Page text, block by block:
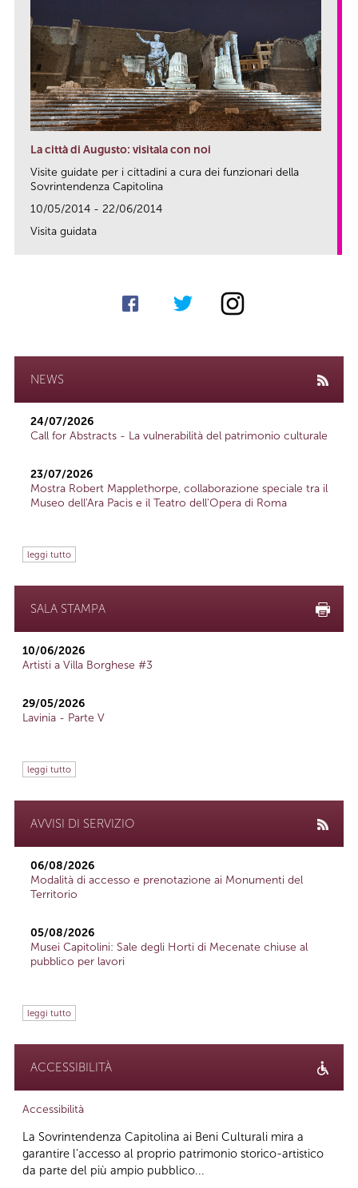
La città di Augusto: visitala con noi
Visite guidate per i cittadini a cura dei funzionari della
Sovrintendenza Capitolina
10/05/2014 - 22/06/2014
Visita guidata
NEWS
24/07/2026
Call for Abstracts - La vulnerabilità del patrimonio culturale
23/07/2026
Mostra Robert Mapplethorpe, collaborazione speciale tra il
Museo dell'Ara Pacis e il Teatro dell'Opera di Roma
leggi tutto
SALA STAMPA
10/06/2026
Artisti a Villa Borghese #3
29/05/2026
Lavinia - Parte V
leggi tutto
AVVISI DI SERVIZIO
06/08/2026
Modalità di accesso e prenotazione ai Monumenti del
Territorio
05/08/2026
Musei Capitolini: Sale degli Horti di Mecenate chiuse al
pubblico per lavori
leggi tutto
ACCESSIBILITÀ
Accessibilità
La Sovrintendenza Capitolina ai Beni Culturali mira a
garantire l’accesso al proprio patrimonio storico-artistico
da parte del più ampio pubblico...